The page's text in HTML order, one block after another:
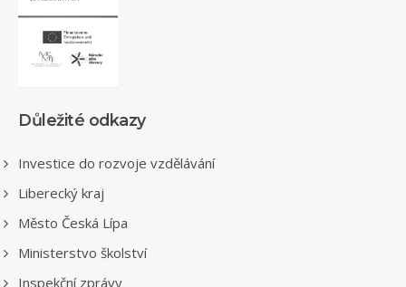
Důležité odkazy
Investice do rozvoje vzdělávání
Liberecký kraj
Město Česká Lípa
Ministerstvo školství
Inspekční zprávy